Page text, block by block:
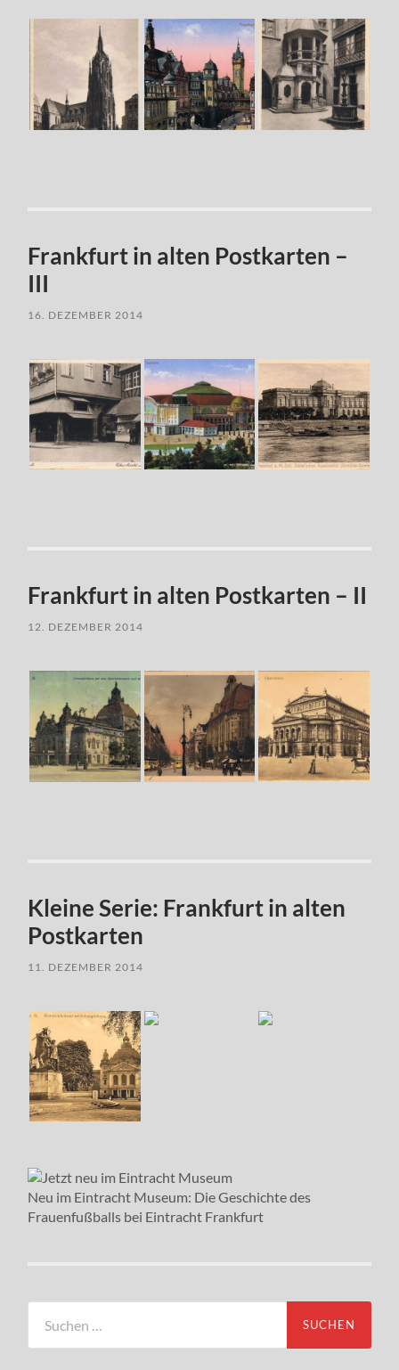
Frankfurt in alten Postkarten –
III
16. DEZEMBER 2014
Frankfurt in alten Postkarten – II
12. DEZEMBER 2014
Kleine Serie: Frankfurt in alten
Postkarten
11. DEZEMBER 2014
Neu im Eintracht Museum: Die Geschichte des
Frauenfußballs bei Eintracht Frankfurt
nach: